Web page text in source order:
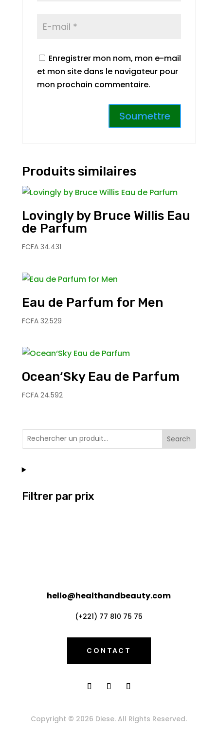
Enregistrer mon nom, mon e-mail
et mon site dans le navigateur pour
mon prochain commentaire.
Produits similaires
Lovingly by Bruce Willis Eau
de Parfum
FCFA34.431
Eau de Parfum for Men
FCFA32.529
Ocean‘Sky Eau de Parfum
FCFA24.592
Search
Filtrer par prix
hello@healthandbeauty.com
(+221) 77 810 75 75
CONTACT
Copyright © 2026 Diese. All Rights Reserved.